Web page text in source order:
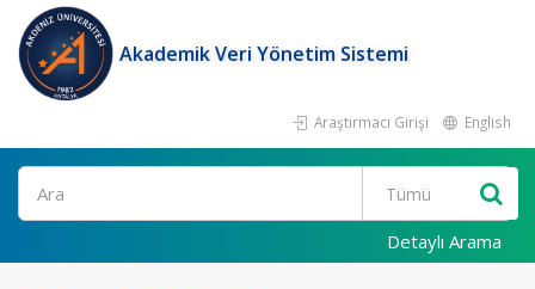
Akademik Veri Yönetim Sistemi
Araştırmacı Girişi English
Ara
Detaylı Arama